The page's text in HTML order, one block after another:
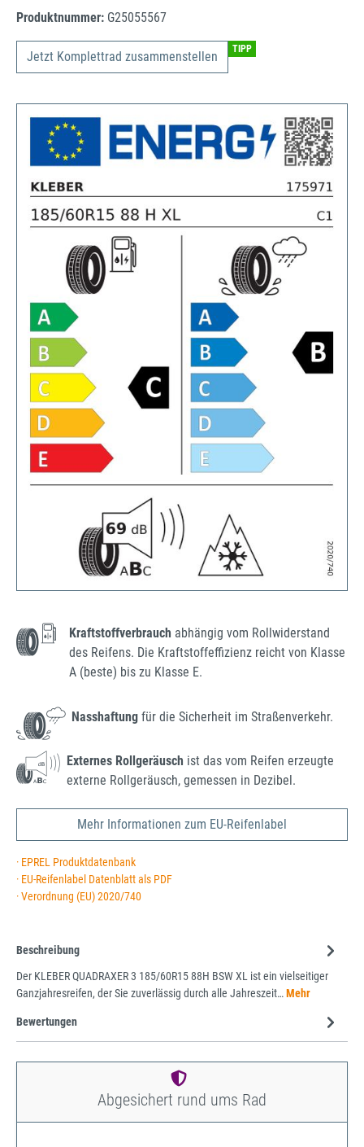
Produktnummer: G25055567
Jetzt Komplettrad zusammenstellen TIPP
Kraftstoffverbrauch abhängig vom Rollwiderstand
des Reifens. Die Kraftstoffeffizienz reicht von Klasse
A (beste) bis zu Klasse E.
Nasshaftung für die Sicherheit im Straßenverkehr.
Externes Rollgeräusch ist das vom Reifen erzeugte
externe Rollgeräusch, gemessen in Dezibel.
Mehr Informationen zum EU-Reifenlabel
· EPREL Produktdatenbank
· EU-Reifenlabel Datenblatt als PDF
· Verordnung (EU) 2020/740
Beschreibung
Der KLEBER QUADRAXER 3 185/60R15 88H BSW XL ist ein vielseitiger
Ganzjahresreifen, der Sie zuverlässig durch alle Jahreszeit…Mehr
Bewertungen
Abgesichert rund ums Rad